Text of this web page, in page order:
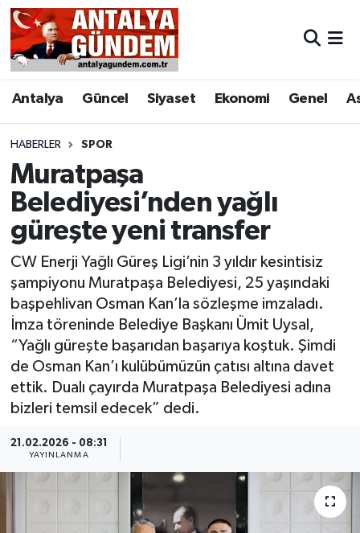
Antalya Güncel Siyaset Ekonomi Genel
HABERLER SPOR
Muratpaşa
Belediyesi’nden yağlı
güreşte yeni transfer
CW Enerji Yağlı Güreş Ligi’nin 3 yıldır kesintisiz
şampiyonu Muratpaşa Belediyesi, 25 yaşındaki
başpehlivan Osman Kan’la sözleşme imzaladı.
İmza töreninde Belediye Başkanı Ümit Uysal,
“Yağlı güreşte başarıdan başarıya koştuk. Şimdi
de Osman Kan’ı kulübümüzün çatısı altına davet
ettik. Dualı çayırda Muratpaşa Belediyesi adına
bizleri temsil edecek” dedi.
21.02.2026 - 08:31
YAYINLANMA
Antalya
Asayiş
Bilim & Teknoloji
Bölge
EĞİTİM
Ekonomi
Genel
Görüntülü Haber
Güncel
Magazin
Antalya Nöbetçi Eczaneler
Antalya Hava Durumu
Antalya Namaz Vakitleri
Antalya Trafik Yoğunluk Haritası
Süper Lig Puan Durumu ve Fikstür
Tüm Manşetler
Son Dakika Haberleri
Haber Arşivi